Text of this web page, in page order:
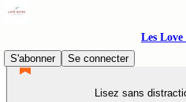
Les Love
S'abonner
Se connecter
Lisez sans